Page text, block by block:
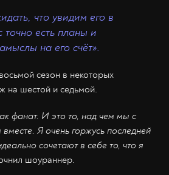
что увидим его в
есть планы и
на его счёт».
сезон в некоторых
на шестой и седьмой.
фанат. И это то, над чем мы с
Я очень горжусь последней
сочетают в себе то, что я
шоураннер.